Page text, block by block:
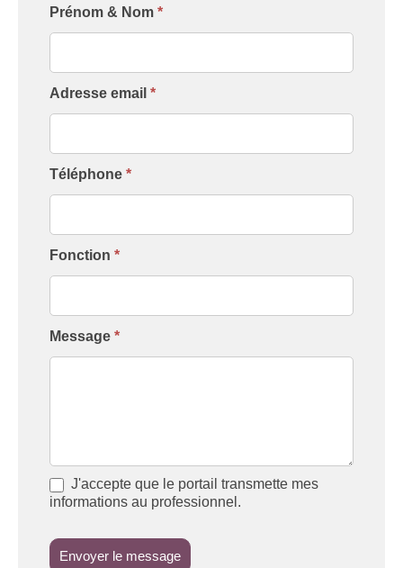
Formulaire
[Contact
Prénom & Nom *
Adresse email *
Téléphone *
Fonction *
Message *
J'accepte que le portail transmette mes
informations au professionnel.
Envoyer le message